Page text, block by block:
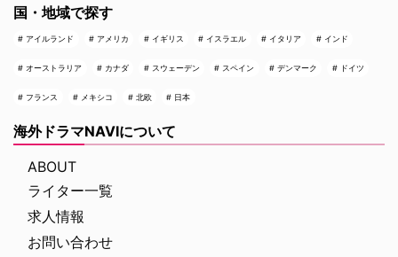
国・地域で探す
アイルランド アメリカ イギリス イスラエル イタリア インド
オーストラリア カナダ スウェーデン スペイン デンマーク ドイツ
フランス メキシコ 北欧 日本
海外ドラマNAVIについて
ABOUT
ライター一覧
求人情報
お問い合わせ